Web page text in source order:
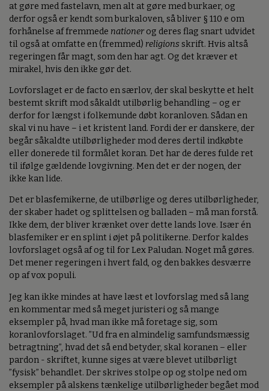
at gøre med fastelavn, men alt at gøre med burkaer, og
derfor også er kendt som burkaloven, så bliver § 110 e om
forhånelse af fremmede nationerog deres flag snart udvidet
til også at omfatte en (fremmed) religions skrift. Hvis altså
regeringen får magt, som den har agt. Og det kræver et
mirakel, hvis den ikke gør det.
Lovforslaget er de facto en særlov, der skal beskytte et helt
bestemt skrift mod såkaldt utilbørlig behandling – og er
derfor for længst i folkemunde døbt koranloven. Sådan en
skal vi nu have – i et kristent land. Fordi der er danskere, der
begår såkaldte utilbørligheder mod deres dertil indkøbte
eller donerede til formålet koran. Det har de deres fulde ret
til ifølge gældende lovgivning. Men det er der nogen, der
ikke kan lide.
Det er blasfemikerne, de utilbørlige og deres utilbørligheder,
der skaber hadet og splittelsen og balladen – må man forstå.
Ikke dem, der bliver krænket over dette lands love. Især én
blasfemiker er en splint i øjet på politikerne. Derfor kaldes
lovforslaget også af og til for Lex Paludan. Noget må gøres.
Det mener regeringen i hvert fald, og den bakkes desværre
op af vox populi.
Jeg kan ikke mindes at have læst et lovforslag med så lang
en kommentar med så meget juristeri og så mange
eksempler på, hvad man ikke må foretage sig, som
koranlovforslaget. ”Ud fra en almindelig samfundsmæssig
betragtning”, hvad det så end betyder, skal koranen – eller
pardon - skriftet, kunne siges at være blevet utilbørligt
”fysisk” behandlet. Der skrives stolpe op og stolpe ned om
eksempler på alskens tænkelige utilbørligheder begået mod